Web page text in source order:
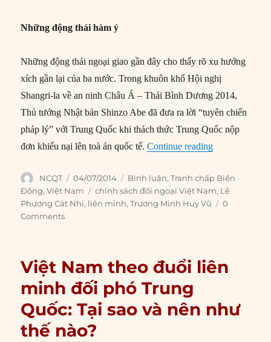
Những động thái hàm ý
Những động thái ngoại giao gần đây cho thấy rõ xu hướng
xích gần lại của ba nước. Trong khuôn khổ Hội nghị
Shangri-la về an ninh Châu Á – Thái Bình Dương 2014,
Thủ tướng Nhật bản Shinzo Abe đã đưa ra lời “tuyên chiến
pháp lý” với Trung Quốc khi thách thức Trung Quốc nộp
đơn khiếu nại lên toà án quốc tế.Continue reading“Việt Nam
Author
NCQT
Posted
on
04/07/2014 Categories
Bình luận,Tranh chấp Biển
Đông,Việt Nam Tags
chính sách đối ngoại Việt Nam, Lê
Phương Cát Nhi, liên minh,Trương Minh Huy Vũ
0
Comments
Việt Nam theo đuổi liên
minh đối phó Trung
Quốc: Tại sao và nên như
thế nào?